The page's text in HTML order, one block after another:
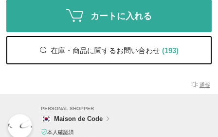
カートに入れる
在庫・商品に関するお問い合わせ (193)
通報
PERSONAL SHOPPER
Maison de Code
本人確認済